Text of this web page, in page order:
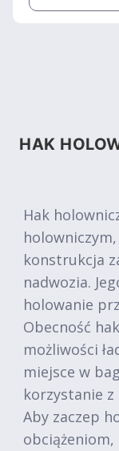
HAK
Hak
konstrukcja
nadwozia.
holowanie
Obecność
możliwości
miejsce w
korzystanie
Aby zaczep
obciążeniom,